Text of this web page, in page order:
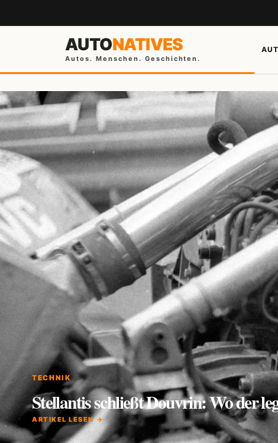
AUTONATIVES
Autos. Menschen. Geschichten.
TECHNIK
Stellantis schließt Douvrin: Wo der
ARTIKEL LESEN →